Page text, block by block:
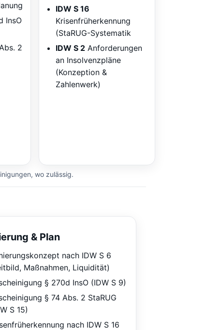
InsO
2
IDW S 16
Krisenfrüherkennung
(StaRUG-Systematik
IDW S 2 Anforderungen
an Insolvenzpläne
(Konzeption &
Zahlenwerk)
wo zulässig.
& Plan
nach IDW S 6
Maßnahmen, Liquidität)
§ 270d InsO (IDW S 9)
§ 74 Abs. 2 StaRUG
S 15)
nach IDW S 16